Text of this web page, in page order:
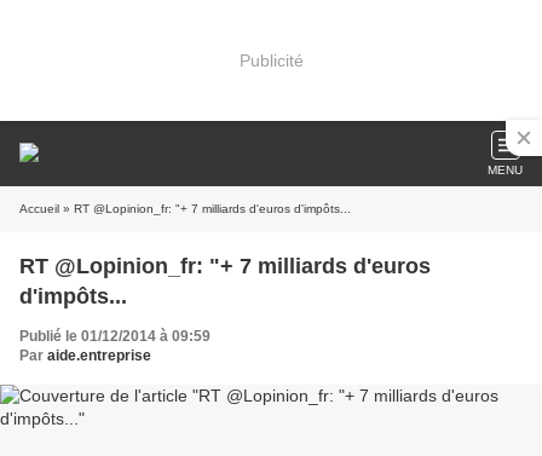
Publicité
MENU
Accueil » RT @Lopinion_fr: "+ 7 milliards d'euros d'impôts...
RT @Lopinion_fr: "+ 7 milliards d'euros
d'impôts...
Publié le 01/12/2014 à 09:59
Par aide.entreprise